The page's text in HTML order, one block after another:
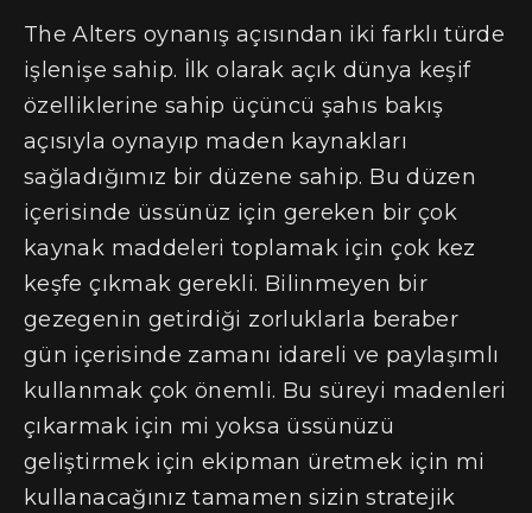
The Alters oynanış açısından iki farklı türde
işlenişe sahip. İlk olarak açık dünya keşif
özelliklerine sahip üçüncü şahıs bakış
açısıyla oynayıp maden kaynakları
sağladığımız bir düzene sahip. Bu düzen
içerisinde üssünüz için gereken bir çok
kaynak maddeleri toplamak için çok kez
keşfe çıkmak gerekli. Bilinmeyen bir
gezegenin getirdiği zorluklarla beraber
gün içerisinde zamanı idareli ve paylaşımlı
kullanmak çok önemli. Bu süreyi madenleri
çıkarmak için mi yoksa üssünüzü
geliştirmek için ekipman üretmek için mi
kullanacağınız tamamen sizin stratejik